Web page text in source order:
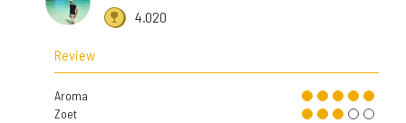
4.020
Review
Aroma
Zoet